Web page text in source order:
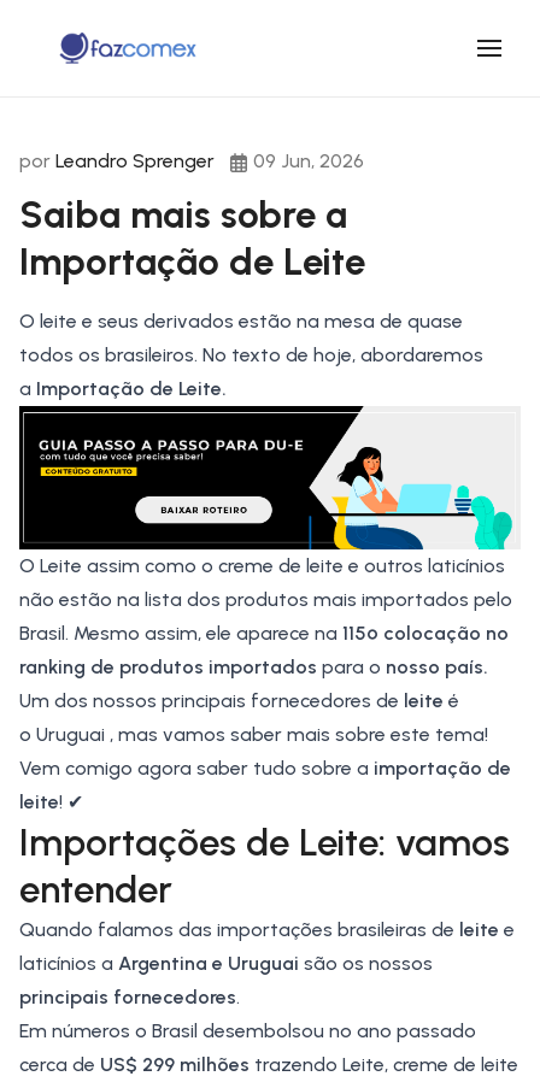
por Leandro Sprenger 09 Jun, 2026
Saiba mais sobre a
Importação de Leite
O leite e seus derivados estão na mesa de quase
todos os brasileiros. No texto de hoje, abordaremos
a Importação de Leite.
O Leite assim como o creme de leite e outros laticínios
não estão na lista dos produtos mais importados pelo
Brasil. Mesmo assim, ele aparece na 115º colocação no
ranking de produtos importados para o nosso país.
Um dos nossos principais fornecedores de leite é
o Uruguai , mas vamos saber mais sobre este tema!
Vem comigo agora saber tudo sobre a importação de
leite! ✔
Importações de Leite: vamos
entender
Quando falamos das importações brasileiras de leite e
laticínios a Argentina e Uruguai são os nossos
principais fornecedores.
Em números o Brasil desembolsou no ano passado
cerca de US$ 299 milhões trazendo Leite, creme de leite